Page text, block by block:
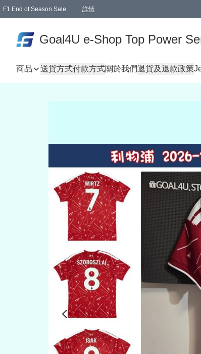
F1 End of Season Sale 詳情
Goal4U e-Shop Top Power
商品 送貨方式付款方式關於我們退貨及退款政策